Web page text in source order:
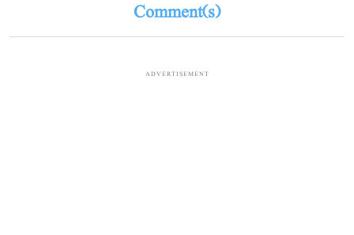
Comment(s)
ADVERTISEMENT